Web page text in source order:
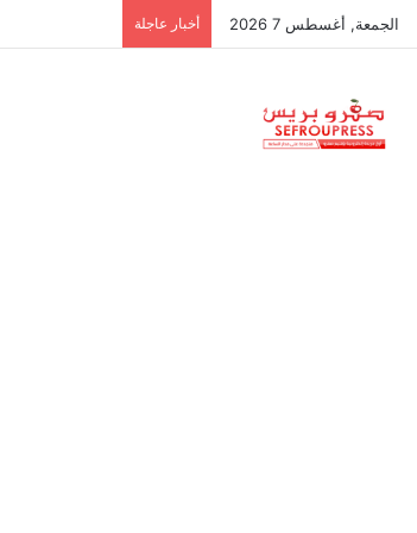
الجمعة, أغسطس 7 2026 أخبار عاجلة